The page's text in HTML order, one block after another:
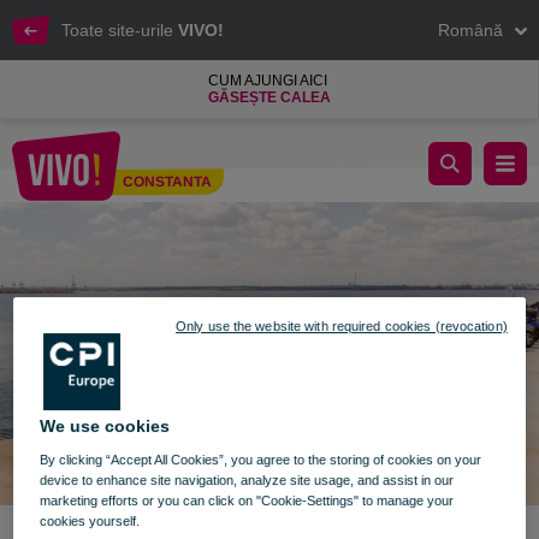
Toate site-urile VIVO! Română
CUM AJUNGI AICI
GĂSEȘTE CALEA
CONSTANTA
Deschiderea noului sezon VESPA
We use cookies
By clicking “Accept All Cookies”, you agree to the storing of cookies on your
device to enhance site navigation, analyze site usage, and assist in our
marketing efforts or you can click on "Cookie-Settings" to manage your
cookies yourself.
Only use the website with required cookies (revocation)